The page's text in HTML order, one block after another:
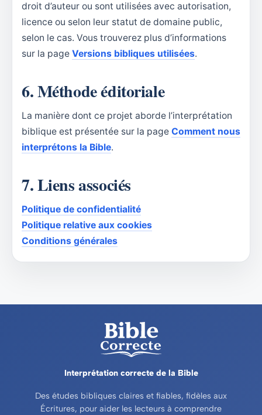
droit d’auteur ou sont utilisées avec autorisation,
licence ou selon leur statut de domaine public,
selon le cas. Vous trouverez plus d’informations
sur la page Versions bibliques utilisées.
6. Méthode éditoriale
La manière dont ce projet aborde l’interprétation
biblique est présentée sur la page Comment nous
interprétons la Bible.
7. Liens associés
Politique de confidentialité
Politique relative aux cookies
Conditions générales
Interprétation correcte de la Bible
Des études bibliques claires et fiables, fidèles aux
Écritures, pour aider les lecteurs à comprendre